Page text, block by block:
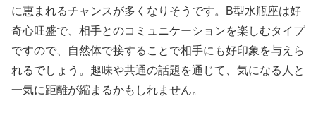
に恵まれるチャンスが多くなりそうです。B型水瓶座は好
奇心旺盛で、相手とのコミュニケーションを楽しむタイプ
ですので、自然体で接することで相手にも好印象を与えら
れるでしょう。趣味や共通の話題を通じて、気になる人と
一気に距離が縮まるかもしれません。